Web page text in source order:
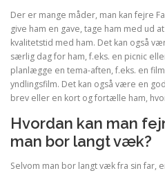
Der er mange måder, man kan fejre
give ham en gave, tage ham med ud
kvalitetstid med ham. Det kan også
særlig dag for ham, f.eks. en picnic
planlægge en tema-aften, f.eks. en
yndlingsfilm. Det kan også være en
brev eller en kort og fortælle ham,
Hvordan kan man
man bor langt væk?
Selvom man bor langt væk fra sin far,